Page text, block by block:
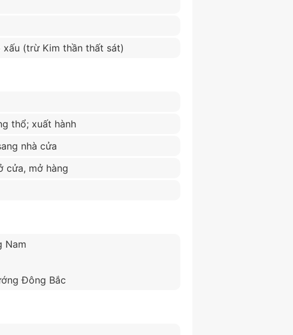
(trừ Kim thần thất sát)
thổ; xuất hành
nhà cửa
cửa, mở hàng
Nam
Đông Bắc